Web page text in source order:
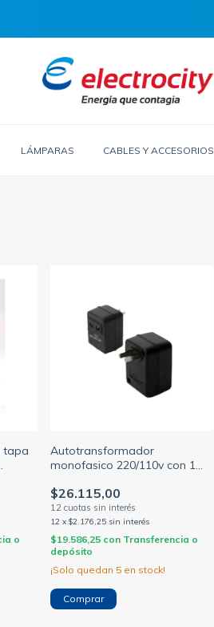
LÁMPARAS CABLES Y ACCESORIOS
tapa
o
Autotransformador
monofasico 220/110v con 1
$26.115,00
12 x $2.176,25 sin interés
$19.586,25 con Transferencia o
depósito
¡Solo quedan 5en stock!